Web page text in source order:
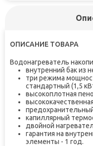
ОПИСАНИЕ ТОВАРА
Водонагреватель
внутренний бак из
три режима
стандартный (1,5
высокоплотная
капиллярный
двойной
гарантия на
элементы - 1 год.